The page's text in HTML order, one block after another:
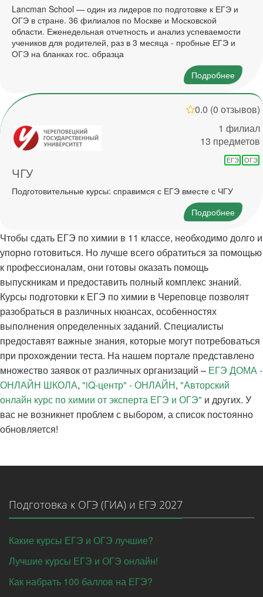
Lancman School — один из лидеров по подготовке к ЕГЭ и
ОГЭ в стране. 36 филиалов по Москве и Московской
области. Еженедельная отчетность и анализ успеваемости
учеников для родителей, раз в 3 месяца - пробные ЕГЭ и
ОГЭ на бланках гос. образца
Подробнее
0.0 (0 отзывов)
1 филиал
13 предметов
ЕГЭ ОГЭ
ЧГУ
Подготовительные курсы: справимся с ЕГЭ вместе с ЧГУ
Подробнее
Чтобы сдать ЕГЭ по химии в 11 классе, необходимо долго и
упорно готовиться. Но лучше всего обратиться за помощью
к профессионалам, они готовы оказать помощь
выпускникам и предоставить полный комплекс знаний.
Курсы подготовки к ЕГЭ по химии в Череповце позволят
разобраться в различных нюансах, особенностях
выполнения определенных заданий. Специалисты
предоставят важные знания, которые могут потребоваться
при прохождении теста. На нашем портале представлено
множество заявок от различных организаций – ЕГЭ ДОМА -
ОНЛАЙН ШКОЛА, "iQ-центр" - ОНЛАЙН, "Авторский
онлайн курс по химии от эксперта ЕГЭ и ОГЭ" и других. У
вас не возникнет проблем с выбором, а список постоянно
обновляется!
Подготовка к ОГЭ (ГИА) и ЕГЭ 2027
Какие курсы ЕГЭ и ОГЭ лучшие?
Лучшие курсы ЕГЭ и ОГЭ онлайн!
Как набрать 100 баллов на ЕГЭ?